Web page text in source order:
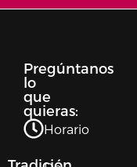
Pregúntanos
lo
que
quieras:
Horario